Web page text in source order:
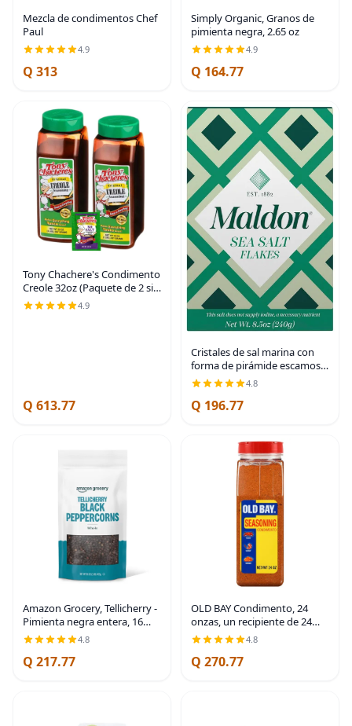
Mezcla de condimentos Chef
Paul
4.9
Q 313
Simply Organic, Granos de
pimienta negra, 2.65 oz
4.9
Q 164.77
Tony Chachere's Condimento
Creole 32oz (Paquete de 2 sin
paquete de sal)
4.9
Q 613.77
Cristales de sal marina con
forma de pirámide escamosa,
de Maldon 4.8
Q 196.77
Amazon Grocery, Tellicherry -
Pimienta negra entera, 16
onzas
4.8
Q 217.77
OLD BAY Condimento, 24
onzas, un recipiente de 24
onzas de condimento
multiusos OLD BAY con
mezcla única de 18 especias y
4.8
Q 270.77